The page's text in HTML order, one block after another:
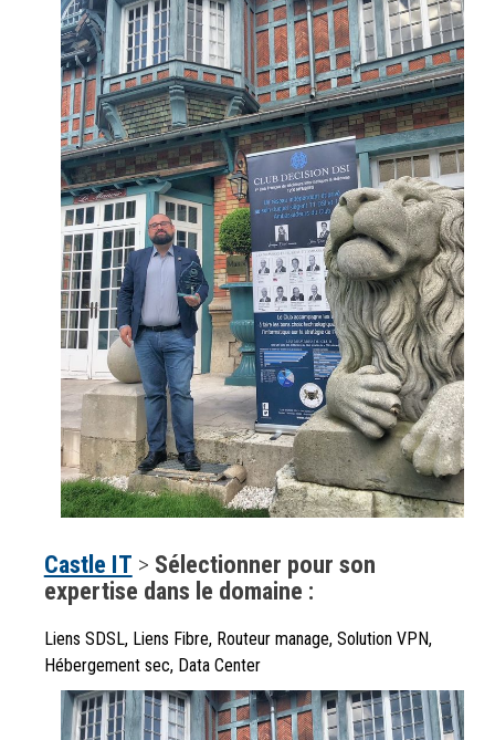
Castle IT > Sélectionner pour son
expertise dans le domaine :
Liens SDSL, Liens Fibre, Routeur manage, Solution VPN,
Hébergement sec, Data Center